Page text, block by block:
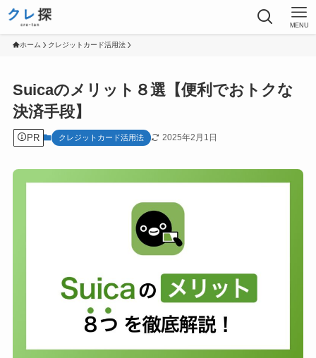
MENU
ホーム クレジットカード活用法
Suicaのメリット８選【便利でおトクな
決済手段】
PR クレジットカード活用法 2025年2月1日